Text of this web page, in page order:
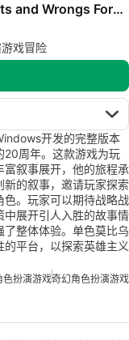
Monochrome Mobius: Rights and Wrongs Forgotten
戏冒险
开发的完整版本
20周年。这款游戏为玩
叙事展开，他的旅程承
的叙事，邀请玩家探索
。玩家可以期待战略战
中展开引人入胜的故事情
整体体验。单色莫比乌
平台，以探索英雄主义
色扮演游戏奇幻角色扮演游戏